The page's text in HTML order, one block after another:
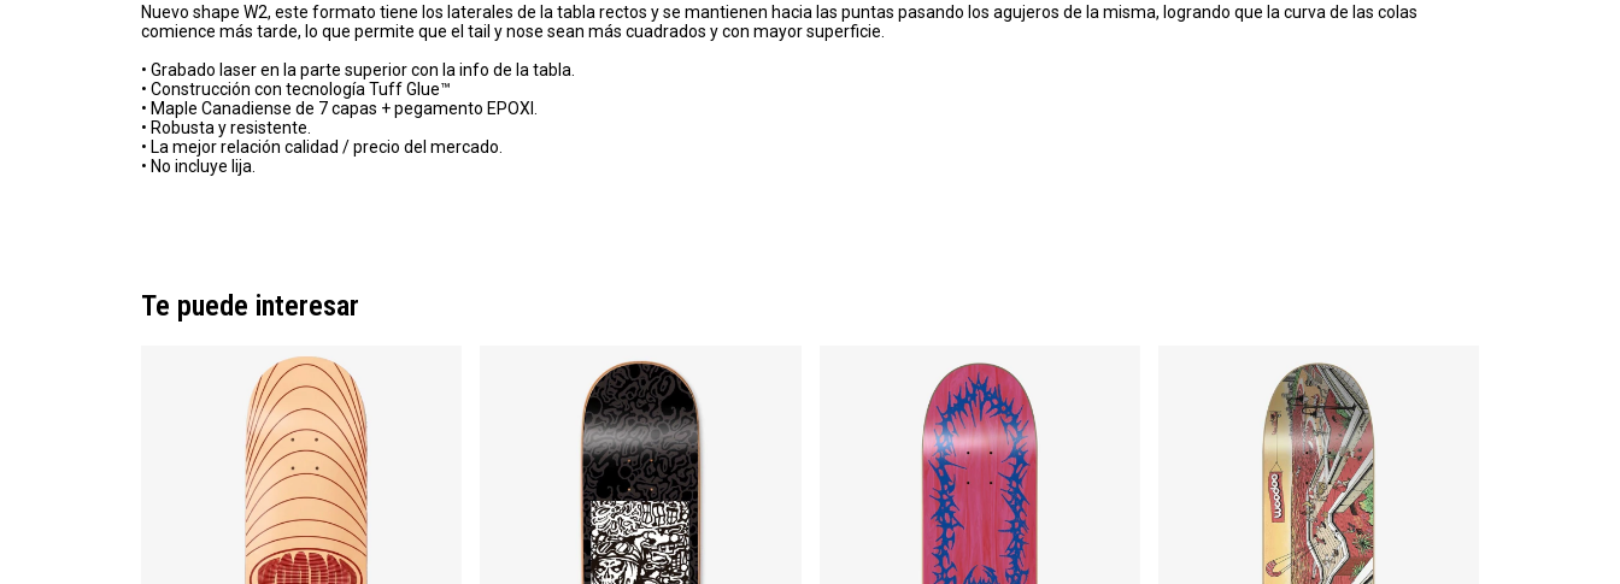
Nuevo shape W2, este formato tiene los laterales de la tabla rectos y se mantienen hacia las puntas pasando los agujeros de la misma, logrando que la curva de las colas
comience más tarde, lo que permite que el tail y nose sean más cuadrados y con mayor superficie.
• Grabado laser en la parte superior con la info de la tabla.
• Construcción con tecnología Tuff Glue™
• Maple Canadiense de 7 capas + pegamento EPOXI.
• Robusta y resistente.
• La mejor relación calidad / precio del mercado.
• No incluye lija.
Te puede interesar